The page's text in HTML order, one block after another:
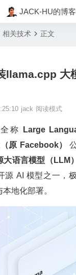
JACK-HU的博客
相关技术 正文
llama.cpp 大
jack 阅读模式
全称
Large
原 Facebook）
大语言模型（LLM）
源 AI 模型之一，
地化部署。